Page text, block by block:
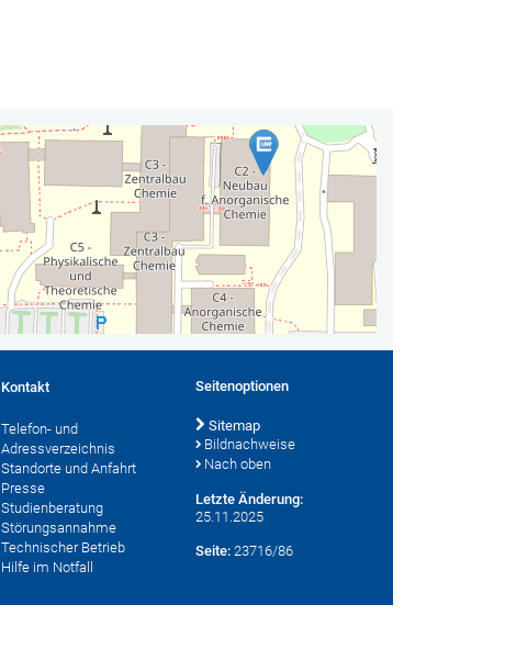
Kontakt
Telefon- und
Adressverzeichnis
Standorte und Anfahrt
Presse
Studienberatung
Störungsannahme
Technischer Betrieb
Hilfe im Notfall
Seitenoptionen
Sitemap
Bildnachweise
Nach oben
Letzte Änderung:
25.11.2025
Seite: 23716/86